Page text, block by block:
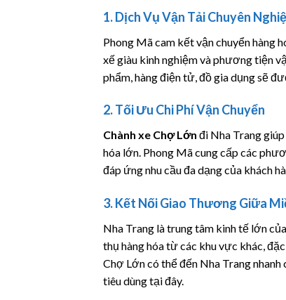
1. Dịch Vụ Vận Tải Chuyên
Phong Mã cam kết vận chuyển hàng
xế giàu kinh nghiệm và phương tiện
phẩm, hàng điện tử, đồ gia dụng sẽ
2. Tối Ưu Chi Phí Vận Chuyển
Chành xe Chợ Lớn đi Nha Trang
hóa lớn. Phong Mã cung cấp các
đáp ứng nhu cầu đa dạng của khách
3. Kết Nối Giao Thương Giữa
Nha Trang là trung tâm kinh tế lớn
thụ hàng hóa từ các khu vực khác,
Chợ Lớn có thể đến Nha Trang
tiêu dùng tại đây.